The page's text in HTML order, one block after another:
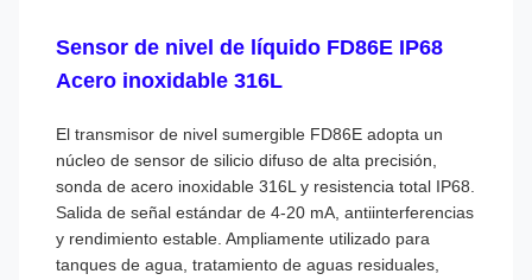
Sensor de nivel de líquido FD86E IP68
Acero inoxidable 316L
El transmisor de nivel sumergible FD86E adopta un
núcleo de sensor de silicio difuso de alta precisión,
sonda de acero inoxidable 316L y resistencia total IP68.
Salida de señal estándar de 4-20 mA, antiinterferencias
y rendimiento estable. Ampliamente utilizado para
tanques de agua, tratamiento de aguas residuales,